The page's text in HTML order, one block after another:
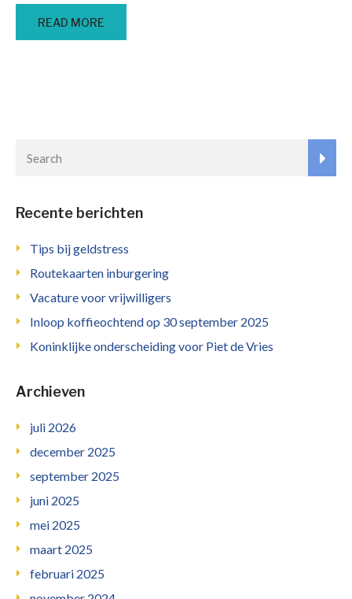
READ MORE
Recente berichten
Tips bij geldstress
Routekaarten inburgering
Vacature voor vrijwilligers
Inloop koffieochtend op 30 september 2025
Koninklijke onderscheiding voor Piet de Vries
Archieven
juli 2026
december 2025
september 2025
juni 2025
mei 2025
maart 2025
februari 2025